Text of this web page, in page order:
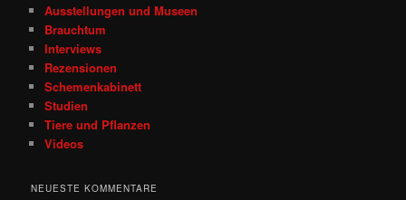
Ausstellungen und Museen
Brauchtum
Interviews
Rezensionen
Schemenkabinett
Studien
Tiere und Pflanzen
Videos
NEUESTE KOMMENTARE